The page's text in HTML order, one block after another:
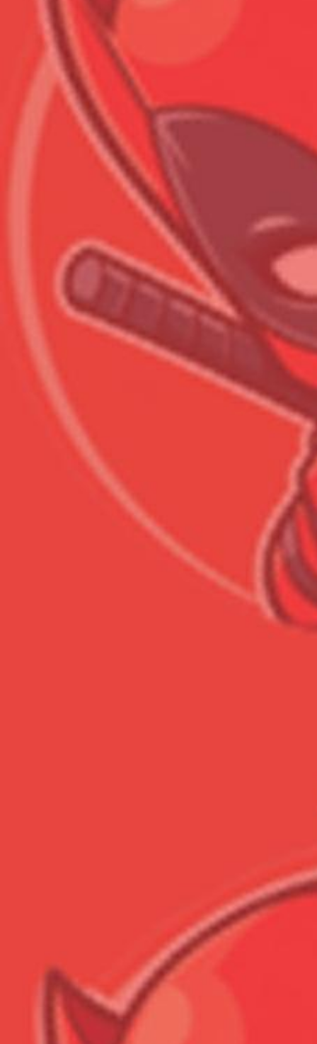
Всего позиций в корзине
Всего товара в корзине